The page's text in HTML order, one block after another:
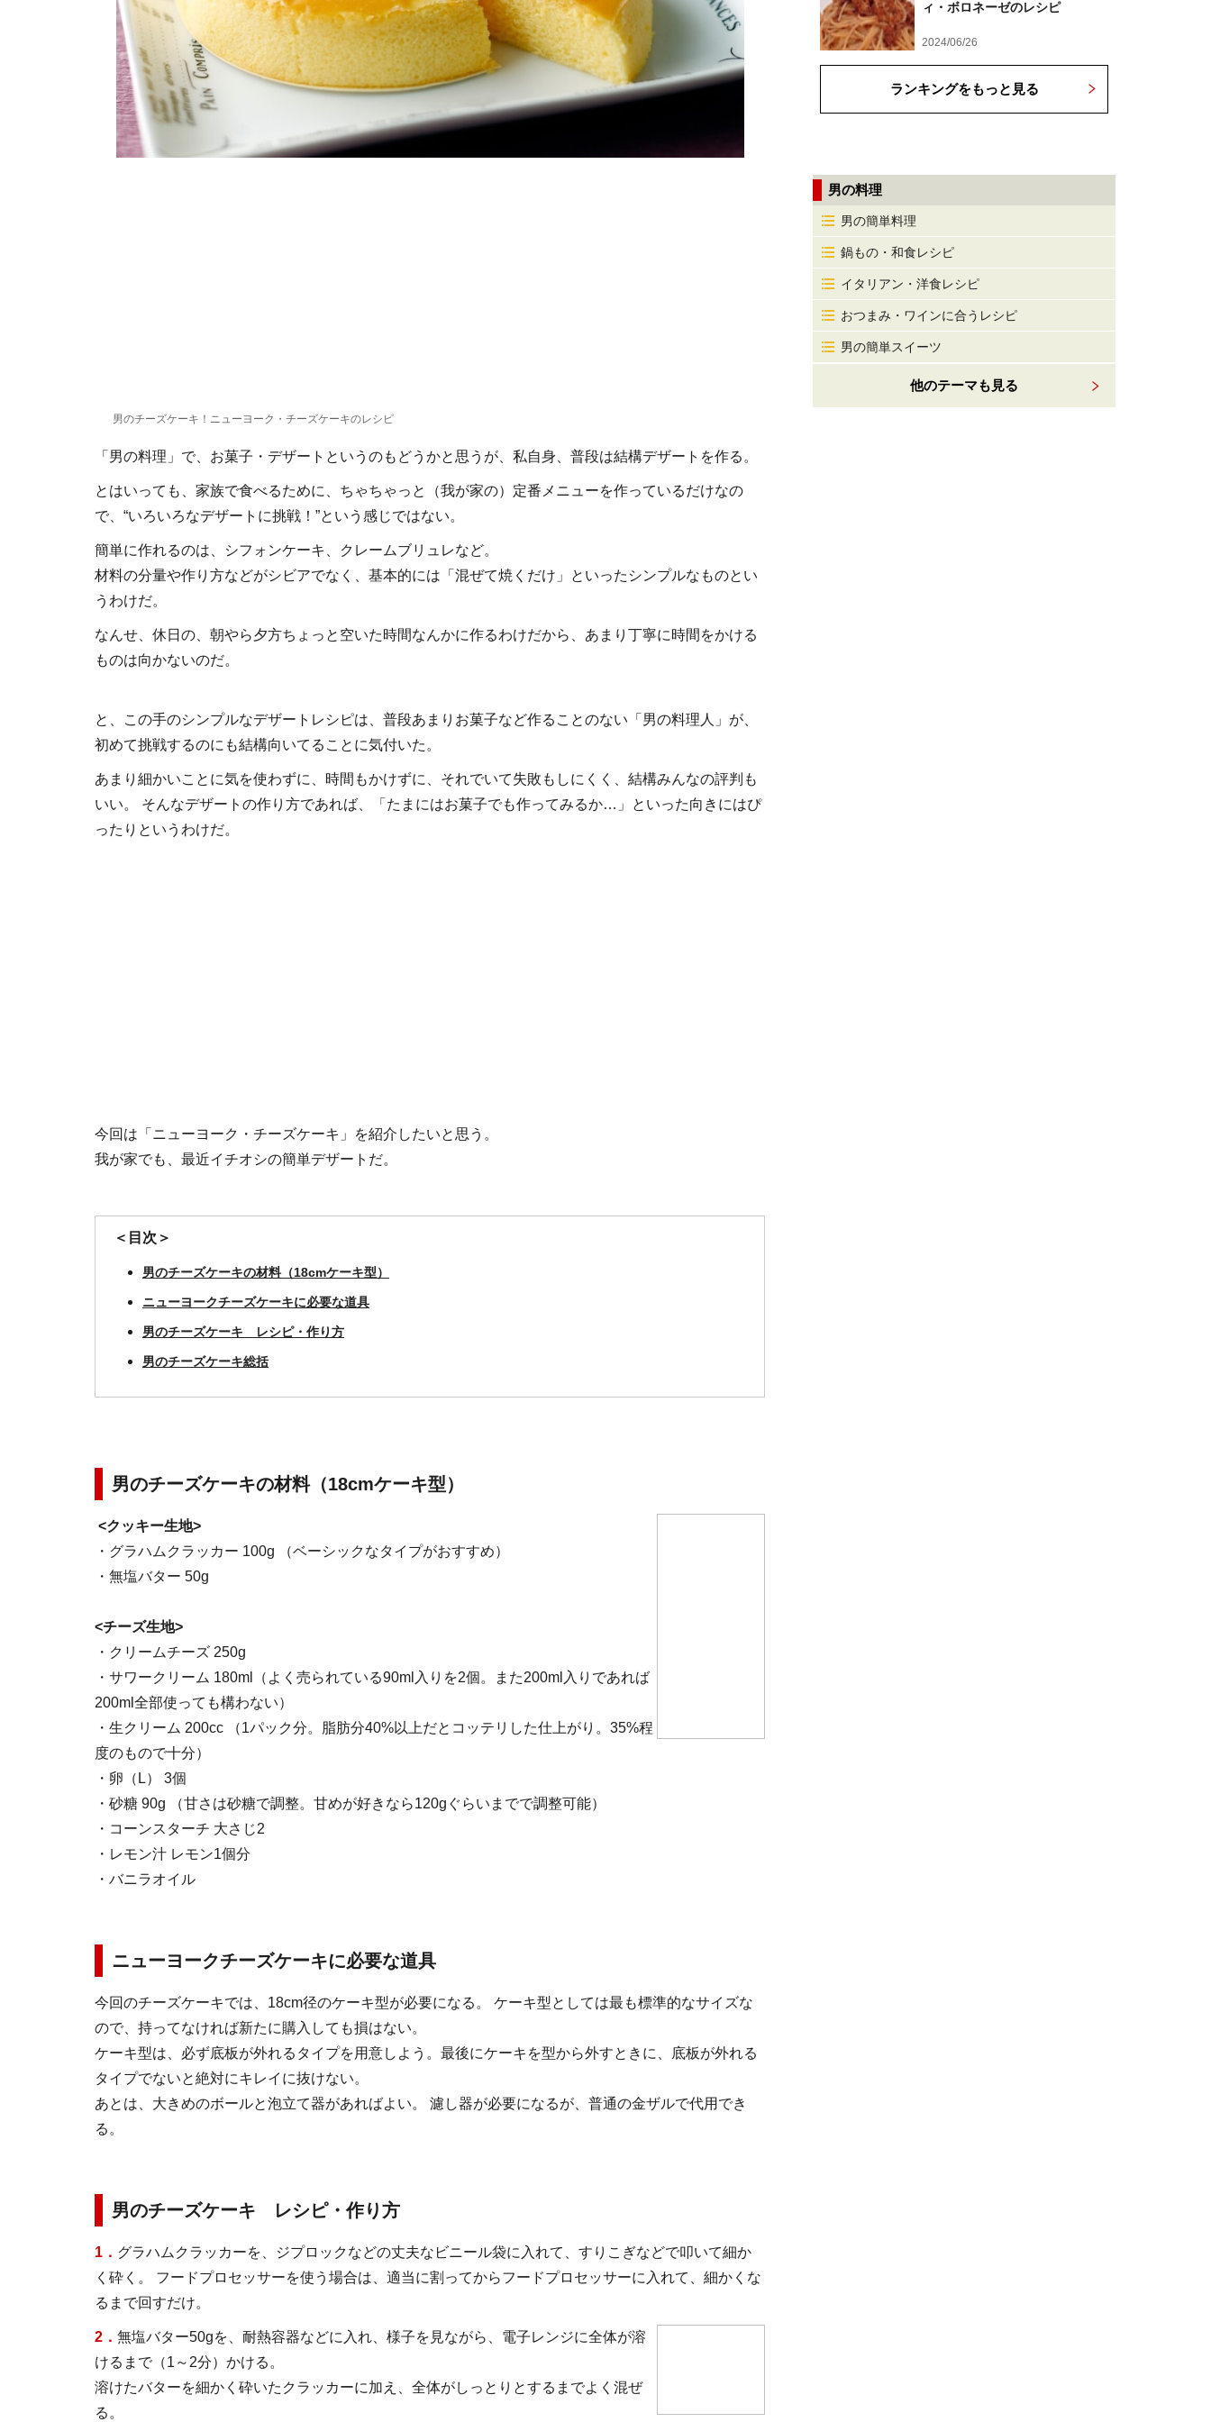
男のチーズケーキ！ニューヨーク・チーズケーキのレシピ
「男の料理」で、お菓子・デザートというのもどうかと思うが、私自身、普段は結構デザートを作る。
とはいっても、家族で食べるために、ちゃちゃっと（我が家の）定番メニューを作っているだけなの
で、“いろいろなデザートに挑戦！”という感じではない。
簡単に作れるのは、シフォンケーキ、クレームブリュレなど。
材料の分量や作り方などがシビアでなく、基本的には「混ぜて焼くだけ」といったシンプルなものとい
うわけだ。
なんせ、休日の、朝やら夕方ちょっと空いた時間なんかに作るわけだから、あまり丁寧に時間をかける
ものは向かないのだ。
と、この手のシンプルなデザートレシピは、普段あまりお菓子など作ることのない「男の料理人」が、
初めて挑戦するのにも結構向いてることに気付いた。
あまり細かいことに気を使わずに、時間もかけずに、それでいて失敗もしにくく、結構みんなの評判も
いい。 そんなデザートの作り方であれば、「たまにはお菓子でも作ってみるか…」といった向きにはぴ
ったりというわけだ。
今回は「ニューヨーク・チーズケーキ」を紹介したいと思う。
我が家でも、最近イチオシの簡単デザートだ。
＜目次＞
男のチーズケーキの材料（18cmケーキ型）
ニューヨークチーズケーキに必要な道具
男のチーズケーキ レシピ・作り方
男のチーズケーキ総括
男のチーズケーキの材料（18cmケーキ型）
<クッキー生地>
・グラハムクラッカー 100g （ベーシックなタイプがおすすめ）
・無塩バター 50g
<チーズ生地>
・クリームチーズ 250g
・サワークリーム 180ml（よく売られている90ml入りを2個。また200ml入りであれば
200ml全部使っても構わない）
・生クリーム 200cc （1パック分。脂肪分40%以上だとコッテリした仕上がり。35%程
度のもので十分）
・卵（L） 3個
・砂糖 90g （甘さは砂糖で調整。甘めが好きなら120gぐらいまでで調整可能）
・コーンスターチ 大さじ2
・レモン汁 レモン1個分
・バニラオイル
ニューヨークチーズケーキに必要な道具
今回のチーズケーキでは、18cm径のケーキ型が必要になる。 ケーキ型としては最も標準的なサイズな
ので、持ってなければ新たに購入しても損はない。
ケーキ型は、必ず底板が外れるタイプを用意しよう。最後にケーキを型から外すときに、底板が外れる
タイプでないと絶対にキレイに抜けない。
あとは、大きめのボールと泡立て器があればよい。 濾し器が必要になるが、普通の金ザルで代用でき
る。
男のチーズケーキ レシピ・作り方
1． グラハムクラッカーを、ジプロックなどの丈夫なビニール袋に入れて、すりこぎなどで叩いて細か
く砕く。 フードプロセッサーを使う場合は、適当に割ってからフードプロセッサーに入れて、細かくな
るまで回すだけ。
2． 無塩バター50gを、耐熱容器などに入れ、様子を見ながら、電子レンジに全体が溶
けるまで（1～2分）かける。
溶けたバターを細かく砕いたクラッカーに加え、全体がしっとりとするまでよく混ぜ
る。
ィ・ボロネーゼのレシピ
2024/06/26
ランキングをもっと見る
男の料理
男の簡単料理
鍋もの・和食レシピ
イタリアン・洋食レシピ
おつまみ・ワインに合うレシピ
男の簡単スイーツ
他のテーマも見る